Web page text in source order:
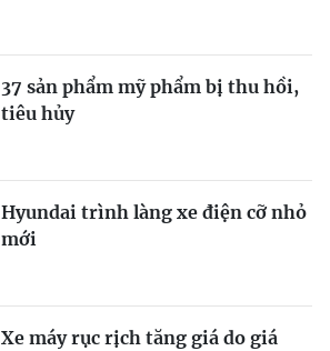
37 sản phẩm mỹ phẩm bị thu hồi,
tiêu hủy
Hyundai trình làng xe điện cỡ nhỏ
mới
Xe máy rục rịch tăng giá do giá